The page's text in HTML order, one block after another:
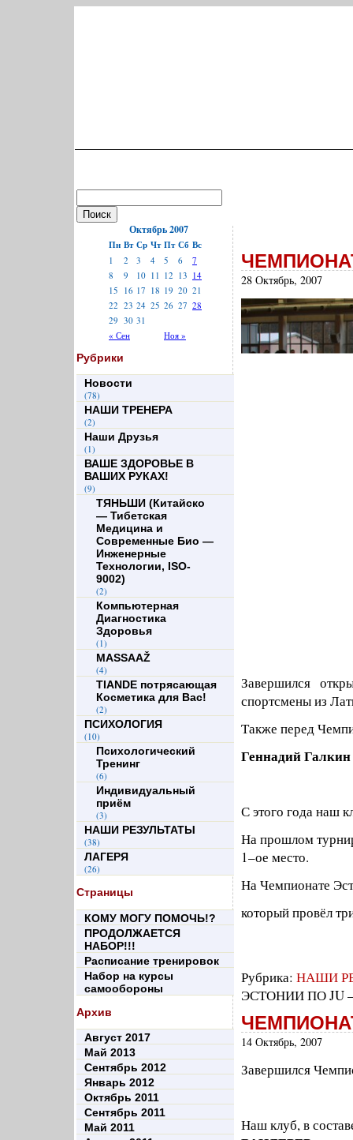
Октябрь 2007
Пн Вт Ср Чт Пт Сб Вс
« Сен Ноя »
1 2 3 4 5 6
7
8
9 10 11 12 13 14
15 16 17 18 19 20 21
22 23 24 25 26 27 28
29 30 31
Рубрики
Новости
(78)
НАШИ ТРЕНЕРА
(2)
Наши Друзья
(1)
ВАШЕ ЗДОРОВЬЕ В
ВАШИХ РУКАХ!
(9)
ТЯНЬШИ (Китайско
— Тибетская
Медицина и
Современные Био —
Инженерные
Технологии, ISO-
9002)
(2)
Компьютерная
Диагностика
Здоровья
(1)
MASSAAŽ
(4)
TIANDE потрясающая
Косметика для Вас!
(2)
ПСИХОЛОГИЯ
(10)
Психологический
Тренинг
(6)
Индивидуальный
приём
(3)
НАШИ РЕЗУЛЬТАТЫ
(38)
ЛАГЕРЯ
(26)
Страницы
КОМУ МОГУ ПОМОЧЬ!?
ПРОДОЛЖАЕТСЯ
НАБОР!!!
Расписание тренировок
Набор на курсы
самообороны
Архив
Август 2017
Май 2013
Сентябрь 2012
Январь 2012
Октябрь 2011
Сентябрь 2011
Май 2011
28 Октябрь, 2007
Завершился
спортсмены из
Также перед
Геннадий
С этого года наш
На прошлом
1–ое место.
На Чемпионате
который провёл
Рубрика: НАШИ
ЭСТОНИИ ПО JU
14 Октябрь, 2007
Завершился
Наш клуб, в